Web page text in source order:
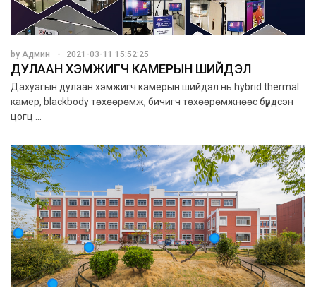
by Админ 2021-03-11 15:52:25
ДУЛААН ХЭМЖИГЧ КАМЕРЫН ШИЙДЭЛ
Дахуагын дулаан хэмжигч камерын шийдэл нь hybrid thermal
камер, blackbody төхөөрөмж, бичигч төхөөрөмжнөөс бүрдсэн
цогц ...